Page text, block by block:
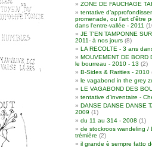
ZONE DE FAUCHAGE
tentative
promenade, ou l'art d'être
dans l'entre-vallée - 2011
JE T'EN TAMPONNE
2011- à nos jours (8)
LA RECOLTE - 3 ans
MOUVEMENT DE
le bourreau - 2010 - 13 (2)
B-Sides & Rarities - 2010
le vagabond in the grey
LE VAGABOND DES
tentative d'inventaire -
DANSE DANSE DANSE
2009 (1)
du 11 au 314 - 2008 (1)
de stockroos wandeling /
trémière (2)
il grande è sempre fatto